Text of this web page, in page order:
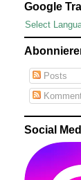
Google
Select
Posts
Social